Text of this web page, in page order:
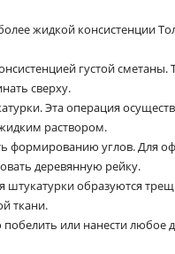
жидкой консистенции
густой
сверху.
Эта операция
раствором.
формированию углов. Для
деревянную рейку.
штукатурки образуются
ткани.
или нанести любое